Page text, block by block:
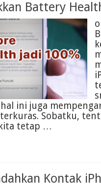
Battery
ini juga
Sobatku,
tetap …
Kontak